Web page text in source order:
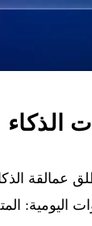
اليومية: